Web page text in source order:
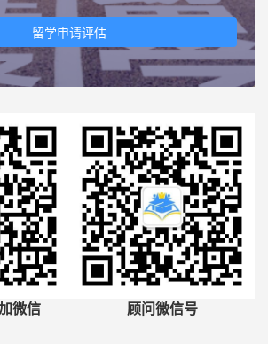
留学申请评估
微信 顾问微信号